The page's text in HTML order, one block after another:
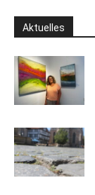
Aktuelles